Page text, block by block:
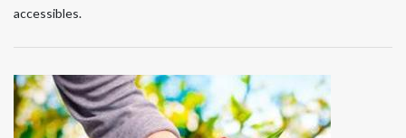
accessibles.